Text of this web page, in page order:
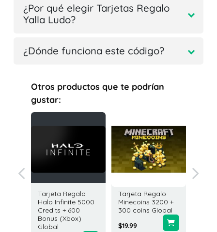
¿Por qué elegir Tarjetas Regalo
Yalla Ludo?
¿Dónde funciona este código?
Otros productos que te podrían
gustar:
Tarjeta Regalo
Halo Infinite 5000
Credits + 600
Bonus (Xbox)
Global
Tarjeta Regalo
Minecoins 3200 +
300 coins Global
$19.99